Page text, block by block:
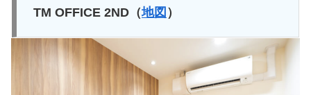
TM OFFICE 2ND（地図 ）